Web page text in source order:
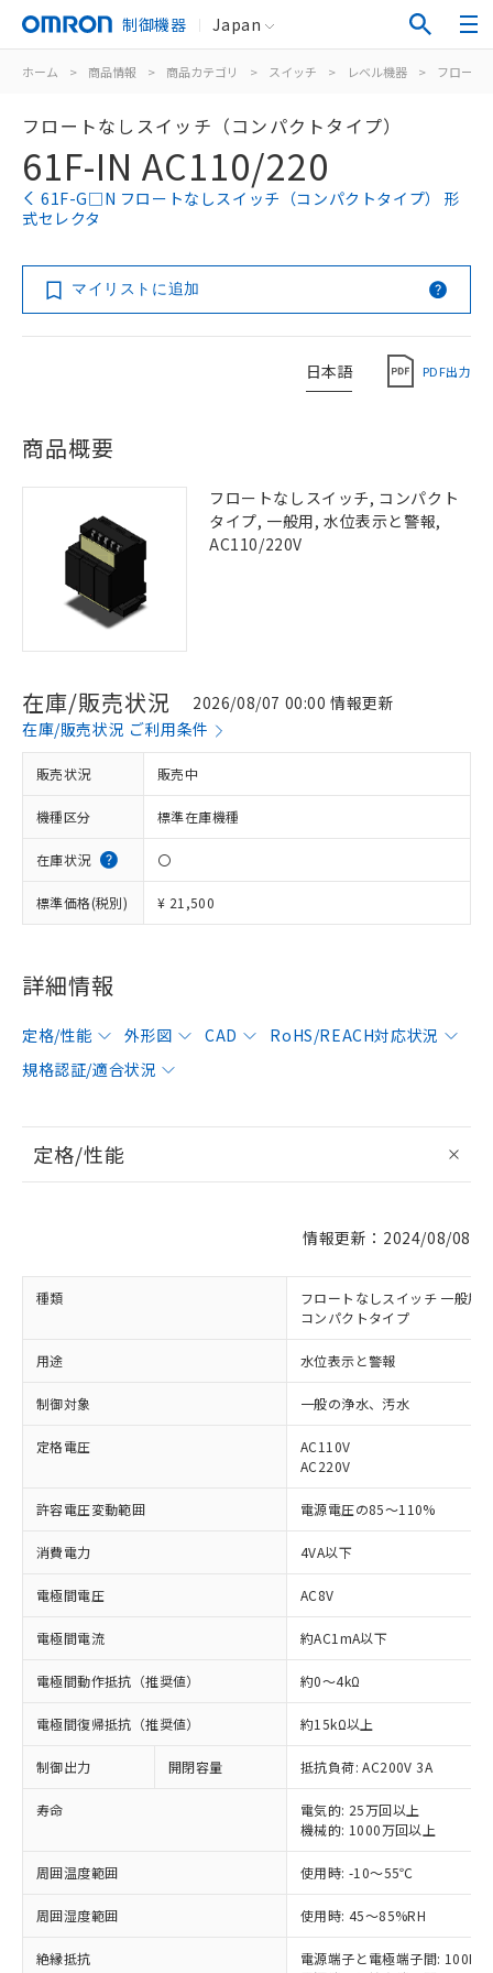
制御機器 Japan
ホーム > 商品情報 > 商品カテゴリ > スイッチ > レベル機器 > フロート
フロートなしスイッチ（コンパクトタイプ）
61F-IN AC110/220
61F-G□N フロートなしスイッチ（コンパクトタイプ） 形
式セレクタ
マイリストに追加
日本語 PDF出力
商品概要
フロートなしスイッチ, コンパクト
タイプ, 一般用, 水位表示と警報,
AC110/220V
在庫/販売状況
2026/08/07 00:00 情報更新
在庫/販売状況 ご利用条件
販売状況 販売中
機種区分 標準在庫機種
在庫状況 〇
標準価格(税別) ¥ 21,500
詳細情報
定格/性能 外形図 CAD
RoHS/REACH対応状況
規格認証/適合状況
定格/性能
情報更新：2024/08/08
種類
フロートなしスイッチ 一般用
コンパクトタイプ
用途 水位表示と警報
制御対象 一般の浄水、汚水
定格電圧
AC110V
AC220V
許容電圧変動範囲 電源電圧の85～110%
消費電力 4VA以下
電極間電圧 AC8V
電極間電流 約AC1mA以下
電極間動作抵抗（推奨値） 約0～4kΩ
電極間復帰抵抗（推奨値） 約15kΩ以上
制御出力 開閉容量 抵抗負荷: AC200V 3A
寿命
電気的: 25万回以上
機械的: 1000万回以上
周囲温度範囲 使用時: -10～55℃
周囲湿度範囲 使用時: 45～85%RH
絶縁抵抗
電源端子と電極端子間:
ご利用条件
以下の条件をお読みいただき、同意のうえ
本サービスは、当社制御機器事業取扱
商品の当社在庫状況および標準価格
(税抜)を提供させていただくもので
※1 対応状況
対応済み：EU RoHS指令（10物質）の
非含有に対応した製品が提供可能な商品で
す。
対応予定：EU RoHS指令（10物質）の非含
有に対応した製品に切り替える予定のある
対応予定なし：EU RoHS指令（10物質）の
非含有に非対応の商品で、対応品を出す予
調査・確認中：EU RoHS指令（10物質）の
非含有の対応状況を調査中または確認中の
非該当品：ライセンス料など無形物で、有
害物質有無と関係のない商品です。
仕入先様の事情により、非含有部品として
※1 中国RoHS○×表
「○」：最大均質材料含有率が中国RoHSの
基準値以下であることを示します。
「×」：最大均質材料含有率が中国RoHSの